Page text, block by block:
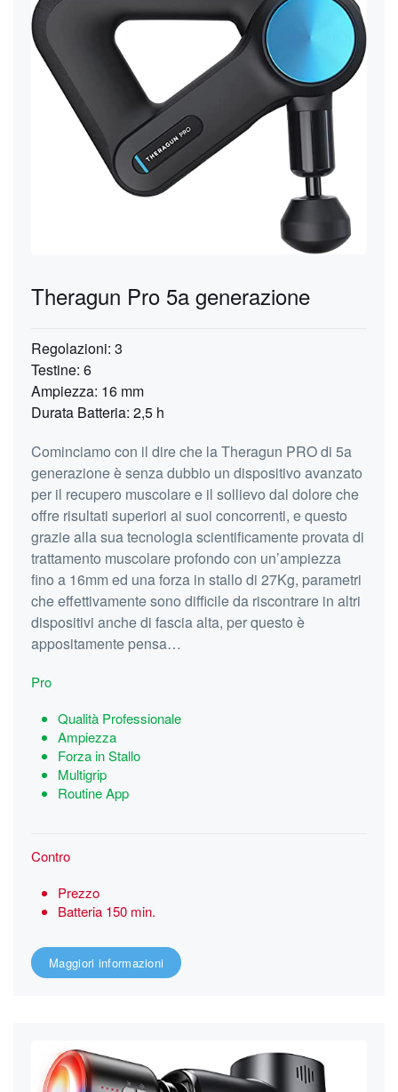
Theragun Pro 5a generazione
Regolazioni: 3
Testine: 6
Ampiezza: 16 mm
Durata Batteria: 2,5 h
Cominciamo con il dire che la Theragun PRO di 5a
generazione è senza dubbio un dispositivo avanzato
per il recupero muscolare e il sollievo dal dolore che
offre risultati superiori ai suoi concorrenti, e questo
grazie alla sua tecnologia scientificamente provata di
trattamento muscolare profondo con un’ampiezza
fino a 16mm ed una forza in stallo di 27Kg, parametri
che effettivamente sono difficile da riscontrare in altri
dispositivi anche di fascia alta, per questo è
appositamente pensa…
Pro
Qualità Professionale
Ampiezza
Forza in Stallo
Multigrip
Routine App
Contro
Prezzo
Batteria 150 min.
Maggiori informazioni